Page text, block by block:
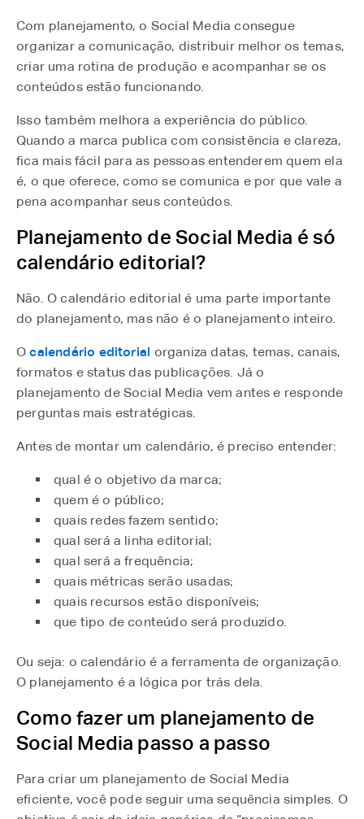
Com planejamento, o Social Media consegue
organizar a comunicação, distribuir melhor os temas,
criar uma rotina de produção e acompanhar se os
conteúdos estão funcionando.
Isso também melhora a experiência do público.
Quando a marca publica com consistência e clareza,
fica mais fácil para as pessoas entenderem quem ela
é, o que oferece, como se comunica e por que vale a
pena acompanhar seus conteúdos.
Planejamento de Social Media é só
calendário editorial?
Não. O calendário editorial é uma parte importante
do planejamento, mas não é o planejamento inteiro.
Ocalendário editorial ⁠ organiza datas, temas, canais,
formatos e status das publicações. Já o
planejamento de Social Media vem antes e responde
perguntas mais estratégicas.
Antes de montar um calendário, é preciso entender:
qual é o objetivo da marca;
quem é o público;
quais redes fazem sentido;
qual será a linha editorial;
qual será a frequência;
quais métricas serão usadas;
quais recursos estão disponíveis;
que tipo de conteúdo será produzido.
Ou seja: o calendário é a ferramenta de organização.
O planejamento é a lógica por trás dela.
Como fazer um planejamento de
Social Media passo a passo
Para criar um planejamento de Social Media
eficiente, você pode seguir uma sequência simples. O